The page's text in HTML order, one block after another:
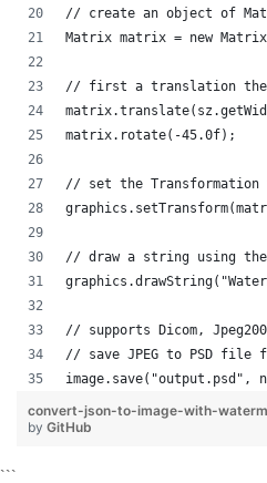
// create an object of
Matrix matrix = new
// first a
matrix.rotate(-45.0f);
// set the Transformation
// draw a string using
// supports Dicom,
// save JPEG to PSD file
image.save("output.psd",
convert-json-to-image-with-
by GitHub
```